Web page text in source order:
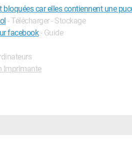
car elles contiennent une
- Télécharger - Stockage
facebook - Guide
Imprimante